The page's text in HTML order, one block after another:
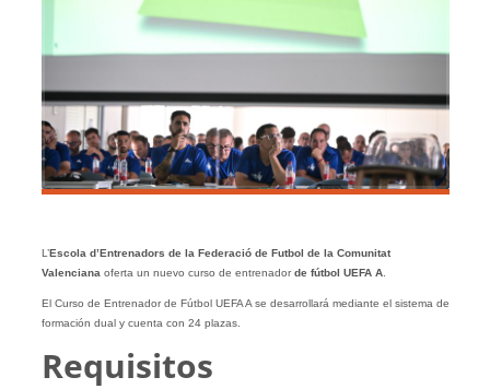
L’Escola d’Entrenadors de la Federació de Futbol de la Comunitat
Valenciana oferta un nuevo curso de entrenadorde fútbol UEFA A.
El Curso de Entrenador de Fútbol UEFA A se desarrollará mediante el sistema de
formación dual y cuenta con 24 plazas.
Requisitos